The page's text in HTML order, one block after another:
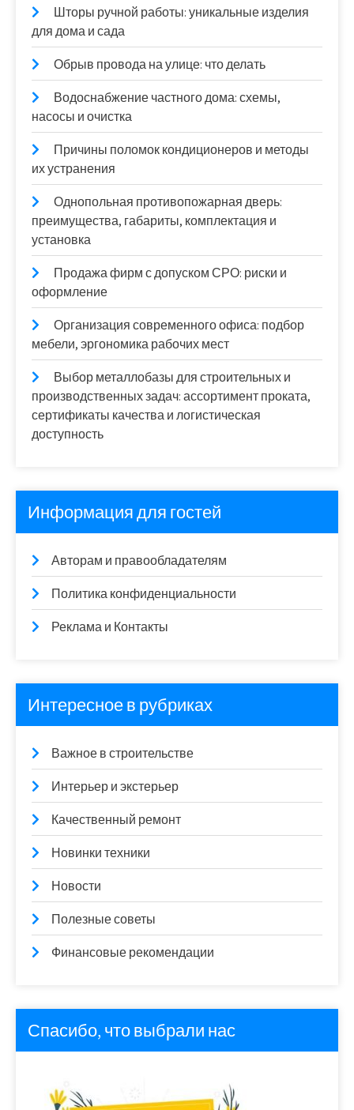
Шторы ручной работы: уникальные изделия
для дома и сада
Обрыв провода на улице: что делать
Водоснабжение частного дома: схемы,
насосы и очистка
Причины поломок кондиционеров и методы
их устранения
Однопольная противопожарная дверь:
преимущества, габариты, комплектация и
установка
Продажа фирм с допуском СРО: риски и
оформление
Организация современного офиса: подбор
мебели, эргономика рабочих мест
Выбор металлобазы для строительных и
производственных задач: ассортимент проката,
сертификаты качества и логистическая
доступность
Информация для гостей
Авторам и правообладателям
Политика конфиденциальности
Реклама и Контакты
Интересное в рубриках
Важное в строительстве
Интерьер и экстерьер
Качественный ремонт
Новинки техники
Новости
Полезные советы
Финансовые рекомендации
Спасибо, что выбрали нас